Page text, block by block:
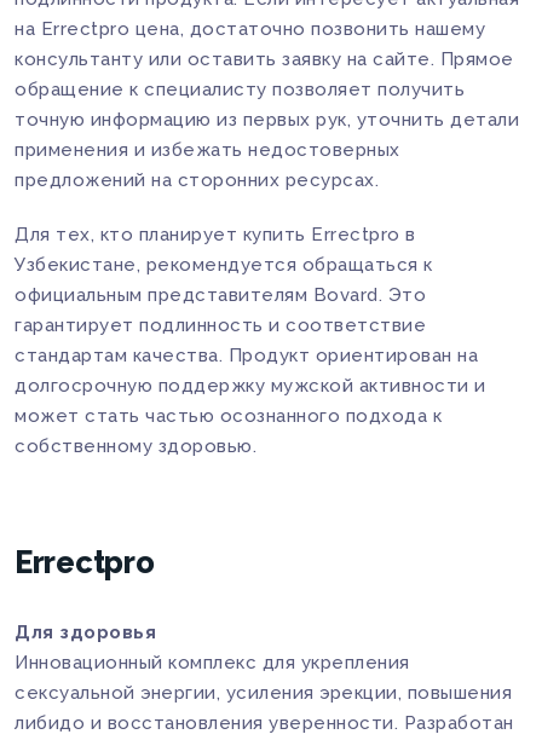
на Errectpro цена, достаточно позвонить нашему
консультанту или оставить заявку на сайте. Прямое
обращение к специалисту позволяет получить
точную информацию из первых рук, уточнить детали
применения и избежать недостоверных
предложений на сторонних ресурсах.
Для тех, кто планирует купить Errectpro в
Узбекистане, рекомендуется обращаться к
официальным представителям Bovard. Это
гарантирует подлинность и соответствие
стандартам качества. Продукт ориентирован на
долгосрочную поддержку мужской активности и
может стать частью осознанного подхода к
собственному здоровью.
Errectpro
Для здоровья
Инновационный комплекс для укрепления
сексуальной энергии, усиления эрекции, повышения
либидо и восстановления уверенности. Разработан